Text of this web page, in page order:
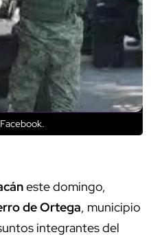
este domingo,
de Ortega, municipio
integrantes del